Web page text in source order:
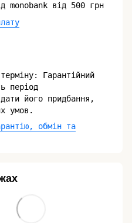
monobank від 500 грн
Гарантійний
період
його придбання,
умов.
обмін та